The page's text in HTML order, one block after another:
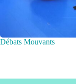
Débats Mouvants